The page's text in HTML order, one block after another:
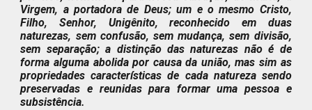
Virgem, a portadora de Deus; um e o mesmo Cristo,
Filho, Senhor, Unigênito, reconhecido em duas
naturezas, sem confusão, sem mudança, sem divisão,
sem separação; a distinção das naturezas não é de
forma alguma abolida por causa da união, mas sim as
propriedades características de cada natureza sendo
preservadas e reunidas para formar uma pessoa e
subsistência.